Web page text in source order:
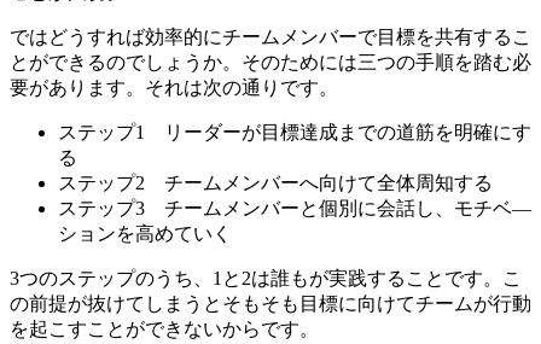
ではどうすれば効率的にチームメンバーで目標を共有するこ
とができるのでしょうか。そのためには三つの手順を踏む必
要があります。それは次の通りです。
ステップ1 リーダーが目標達成までの道筋を明確にす
る
ステップ2 チームメンバーへ向けて全体周知する
ステップ3 チームメンバーと個別に会話し、モチベ―
ションを高めていく
3つのステップのうち、1と2は誰もが実践することです。こ
の前提が抜けてしまうとそもそも目標に向けてチームが行動
を起こすことができないからです。